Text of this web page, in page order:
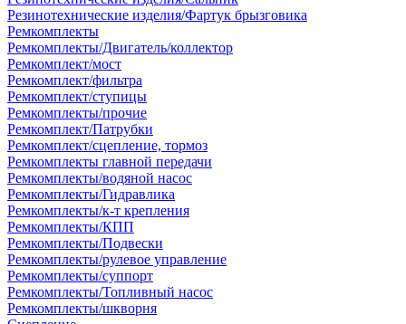
Резинотехнические изделия/Фартук брызговика
Ремкомплекты
Ремкомплекты/Двигатель/коллектор
Ремкомплект/мост
Ремкомплект/фильтра
Ремкомплект/ступицы
Ремкомплекты/прочие
Ремкомплект/Патрубки
Ремкомплект/сцепление, тормоз
Ремкомплекты главной передачи
Ремкомплекты/водяной насос
Ремкомплекты/Гидравлика
Ремкомплекты/к-т крепления
Ремкомплекты/КПП
Ремкомплекты/Подвески
Ремкомплекты/рулевое управление
Ремкомплекты/суппорт
Ремкомплекты/Топливный насос
Ремкомплекты/шкворня